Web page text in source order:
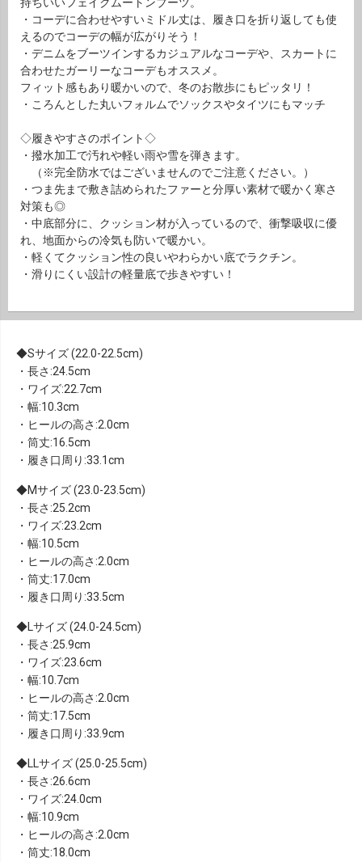
・コーデに合わせやすいミドル丈は、履き口を折り返しても使
えるのでコーデの幅が広がりそう！
・デニムをブーツインするカジュアルなコーデや、スカートに
合わせたガーリーなコーデもオススメ。
フィット感もあり暖かいので、冬のお散歩にもピッタリ！
・ころんとした丸いフォルムでソックスやタイツにもマッチ
◇履きやすさのポイント◇
・撥水加工で汚れや軽い雨や雪を弾きます。
（※完全防水ではございませんのでご注意ください。）
・つま先まで敷き詰められたファーと分厚い素材で暖かく寒さ
対策も◎
・中底部分に、クッション材が入っているので、衝撃吸収に優
れ、地面からの冷気も防いで暖かい。
・軽くてクッション性の良いやわらかい底でラクチン。
・滑りにくい設計の軽量底で歩きやすい！
Sサイズ (22.0-22.5cm)
・長さ:24.5cm
・ワイズ:22.7cm
・幅:10.3cm
・ヒールの高さ:2.0cm
・筒丈:16.5cm
・履き口周り:33.1cm
Mサイズ (23.0-23.5cm)
・長さ:25.2cm
・ワイズ:23.2cm
・幅:10.5cm
・ヒールの高さ:2.0cm
・筒丈:17.0cm
・履き口周り:33.5cm
Lサイズ (24.0-24.5cm)
・長さ:25.9cm
・ワイズ:23.6cm
・幅:10.7cm
・ヒールの高さ:2.0cm
・筒丈:17.5cm
・履き口周り:33.9cm
LLサイズ (25.0-25.5cm)
・長さ:26.6cm
・ワイズ:24.0cm
・幅:10.9cm
・ヒールの高さ:2.0cm
・筒丈:18.0cm